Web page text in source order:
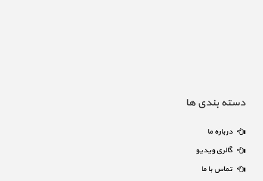
دسته بندی ها
درباره ما
گالری ویدیو
تماس با ما